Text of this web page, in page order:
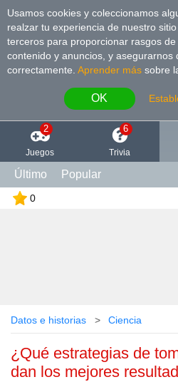
Usamos cookies y coleccionamos
realzar tu experiencia de nuestro
terceros para proporcionar rasgos
contenido y anuncios, y asegurarnos
correctamente. Aprender más sobre
OK
2
Juegos
6
Trivia
Último Popular
0
Datos e historias Сiencia
¿Qué estrategias de
dan los mejores